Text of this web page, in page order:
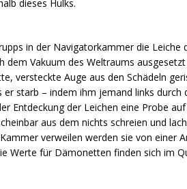
dieses Hulks.
in der Navigatorkammer die Leiche
Vakuum des Weltraums
versteckte Auge aus den Schädeln
starb – indem ihm jemand links durch
Entdeckung der Leichen eine Probe
aus dem nichts schreien und
verweilen werden sie von einer
Werte für Dämonetten finden sich im